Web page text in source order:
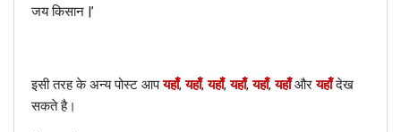
हिंदी
फैक्ट चेक: नहीं, AAP नेता इस वायरल वीडियो में कृषि कानूनों के खिलाफ विरोध
जय किसान |’
इसी तरह के अन्य पोस्ट आपयहाँ,यहाँ,यहाँ,यहाँ,यहाँ,यहाँ औरयहाँ देख
सकते है।